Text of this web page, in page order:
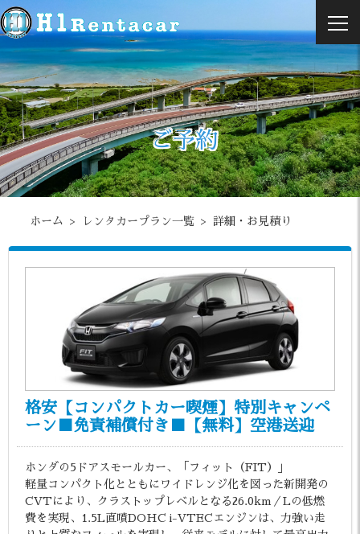
ご予約
ホーム レンタカープラン一覧 詳細・お見積り
格安【コンパクトカー喫煙】特別キャンペ
ーン■免責補償付き■【無料】空港送迎
ホンダの5ドアスモールカー、「フィット（FIT）」
軽量コンパクト化とともにワイドレンジ化を図った新開発の
CVTにより、クラストップレベルとなる26.0km／Lの低燃
費を実現、1.5L直噴DOHC i-VTECエンジンは、力強い走